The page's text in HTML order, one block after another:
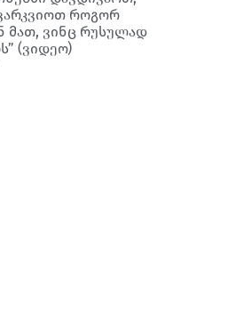
როგორ
მათ, ვინც რუსულად
(ვიდეო)